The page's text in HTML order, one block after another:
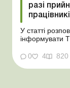
разі
У статті
інформувати
роботи.
порядку
0 4 820